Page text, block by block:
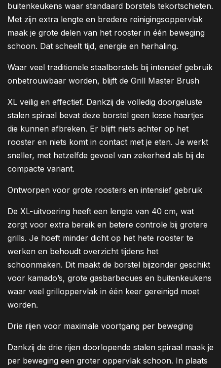
buitenkeukens waar standaard borstels tekortschieten.
Met zijn extra lengte en bredere reinigingsoppervlak
maak je grote delen van het rooster in één beweging
schoon. Dat scheelt tijd, energie en herhaling.
Waar veel traditionele staalborstels bij intensief gebruik
onbetrouwbaar worden, blijft de Grill Master Brush
XL veilig en effectief. Dankzij de volledig doorgeluste
stalen spiraal bevat deze borstel geen losse haartjes
die kunnen afbreken. Er blijft niets achter op het
rooster en niets komt in contact met je eten. Je werkt
sneller, met hetzelfde gevoel van zekerheid als bij de
compacte variant.
Ontworpen voor grote roosters en intensief gebruik
De XL-uitvoering heeft een lengte van 40 cm, wat
zorgt voor extra bereik en betere controle bij grotere
grills. Je hoeft minder dicht op het hete rooster te
werken en behoudt overzicht tijdens het
schoonmaken. Dit maakt de borstel bijzonder geschikt
voor kamado’s, grote gasbarbecues en buitenkeukens
waar veel grilloppervlak in één keer gereinigd moet
worden.
Drie rijen voor maximale voortgang per beweging
Dankzij de drie rijen doorlopende stalen spiraal maak je
per beweging een groter oppervlak schoon. In plaats